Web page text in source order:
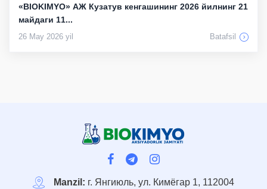
«BIOKIMYO» АЖ Кузатув кенгашининг 2026 йилнинг 21
майдаги 11...
26 May 2026 yil Batafsil
Manzil: г. Янгиюль, ул. Кимёгар 1, 112004